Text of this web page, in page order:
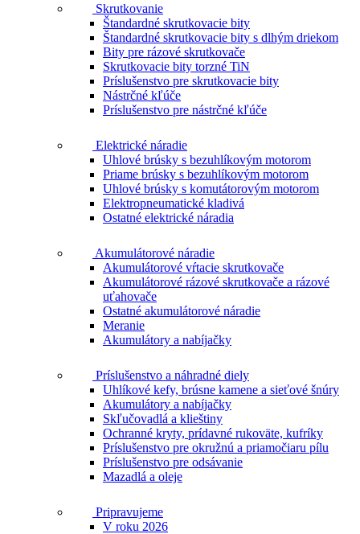
Skrutkovanie
Štandardné skrutkovacie bity
Štandardné skrutkovacie bity s dlhým driekom
Bity pre rázové skrutkovače
Skrutkovacie bity torzné TiN
Príslušenstvo pre skrutkovacie bity
Nástrčné kľúče
Príslušenstvo pre nástrčné kľúče
Elektrické náradie
Uhlové brúsky s bezuhlíkovým motorom
Priame brúsky s bezuhlíkovým motorom
Uhlové brúsky s komutátorovým motorom
Elektropneumatické kladivá
Ostatné elektrické náradia
Akumulátorové náradie
Akumulátorové vŕtacie skrutkovače
Akumulátorové rázové skrutkovače a rázové
uťahovače
Ostatné akumulátorové náradie
Meranie
Akumulátory a nabíjačky
Príslušenstvo a náhradné diely
Uhlíkové kefy, brúsne kamene a sieťové šnúry
Akumulátory a nabíjačky
Skľučovadlá a klieštiny
Ochranné kryty, prídavné rukoväte, kufríky
Príslušenstvo pre okružnú a priamočiaru pílu
Príslušenstvo pre odsávanie
Mazadlá a oleje
Pripravujeme
V roku 2026